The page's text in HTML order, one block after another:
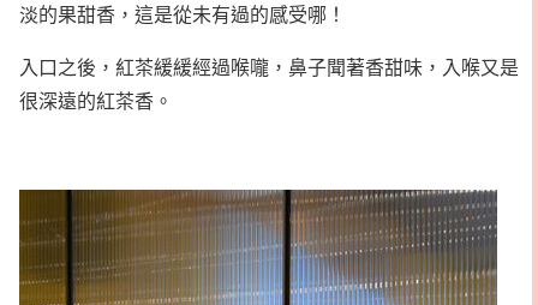
淡的果甜香，這是從未有過的感受哪！
入口之後，紅茶緩緩經過喉嚨，鼻子聞著香甜味，入喉又是
很深遠的紅茶香。